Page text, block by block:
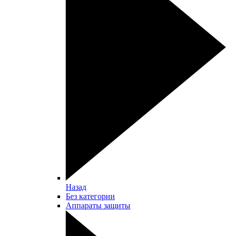
Назад
Без категории
Аппараты защиты